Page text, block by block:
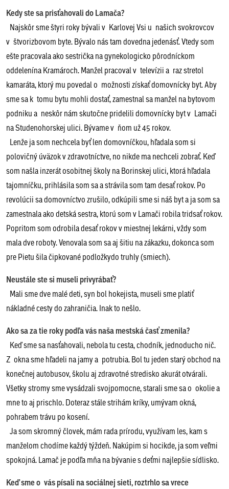
Kedy ste sa prisťahovali do Lamača?
Najskôr sme štyri roky bývali v Karlovej Vsi u našich svokrovcov
v štvorizbovom byte. Bývalo nás tam dovedna jedenásť. Vtedy som
ešte pracovala ako sestrička na gynekologicko pôrodníckom
oddelenína Kramároch. Manžel pracoval v televízii a raz stretol
kamaráta, ktorý mu povedal o možnosti získať domovnícky byt. Aby
sme sa k tomu bytu mohli dostať, zamestnal sa manžel na bytovom
podniku a neskôr nám skutočne pridelili domovnícky byt v Lamači
na Studenohorskej ulici. Bývame v ňom už 45 rokov.
Lenže ja som nechcela byť len domovníčkou, hľadala som si
polovičný úväzok v zdravotníctve, no nikde ma nechceli zobrať. Keď
som našla inzerát osobitnej školy na Borinskej ulici, ktorá hľadala
tajomníčku, prihlásila som sa a strávila som tam desať rokov. Po
revolúcii sa domovníctvo zrušilo, odkúpili sme si náš byt a ja som sa
zamestnala ako detská sestra, ktorú som v Lamači robila tridsať rokov.
Popritom som odrobila desať rokov v miestnej lekárni, vždy som
mala dve roboty. Venovala som sa aj šitiu na zákazku, dokonca som
pre Pietu šila čipkované podložkydo truhly (smiech).
Neustále ste si museli privyrábať?
Mali sme dve malé deti, syn bol hokejista, museli sme platiť
nákladné cesty do zahraničia. Inak to nešlo.
Ako sa za tie roky podľa vás naša mestská časť zmenila?
Keď sme sa nasťahovali, nebola tu cesta, chodník, jednoducho nič.
Z okna sme hľadeli na jamy a potrubia. Bol tu jeden starý obchod na
konečnej autobusov, školu aj zdravotné stredisko akurát otvárali.
Všetky stromy sme vysádzali svojpomocne, starali sme sa o okolie a
mne to aj prischlo. Doteraz stále strihám kríky, umývam okná,
pohrabem trávu po kosení.
Ja som skromný človek, mám rada prírodu, využívam les, kam s
manželom chodíme každý týždeň. Nakúpim si hocikde, ja som veľmi
spokojná. Lamač je podľa mňa na bývanie s deťmi najlepšie sídlisko.
Keď sme o vás písali na sociálnej sieti, roztrhlo sa vrece